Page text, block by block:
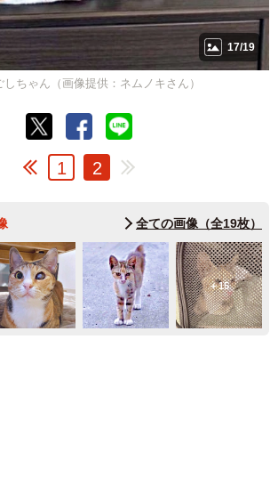
17/19
ちゃん（画像提供：ネムノキさん）
1 2
全ての画像（全19枚）
15